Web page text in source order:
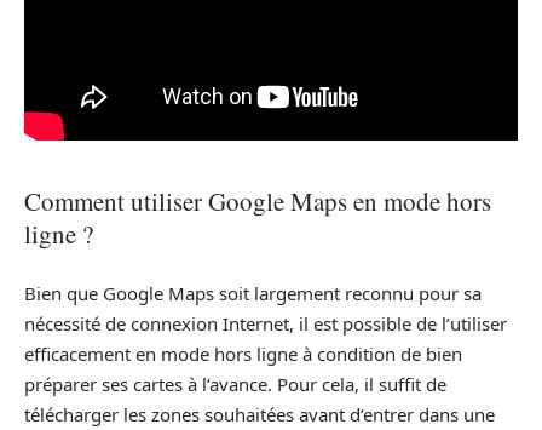
Comment utiliser Google Maps en mode hors
ligne ?
Bien que Google Maps soit largement reconnu pour sa
nécessité de connexion Internet, il est possible de l’utiliser
efficacement en mode hors ligne à condition de bien
préparer ses cartes à l’avance. Pour cela, il suffit de
télécharger les zones souhaitées avant d’entrer dans une